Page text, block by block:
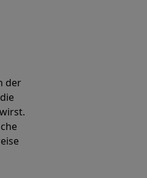
der